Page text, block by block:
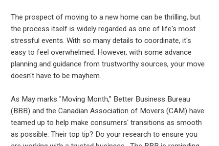
The prospect of moving to a new home can be thrilling, but
the process itself is widely regarded as one of life's most
stressful events. With so many details to coordinate, it's
easy to feel overwhelmed. However, with some advance
planning and guidance from trustworthy sources, your move
doesn't have to be mayhem.
As May marks "Moving Month," Better Business Bureau
(BBB) and the Canadian Association of Movers (CAM) have
teamed up to help make consumers' transitions as smooth
as possible. Their top tip? Do your research to ensure you